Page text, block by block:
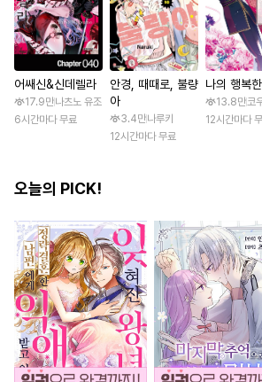
어쌔신&신데렐라
17.9만나츠노 유조
6시간마다 무료
안경, 때때로, 불량
아
3.4만나루키
12시간마다 무료
나의 행복
13.8만코
12시간마다
오늘의 PICK!